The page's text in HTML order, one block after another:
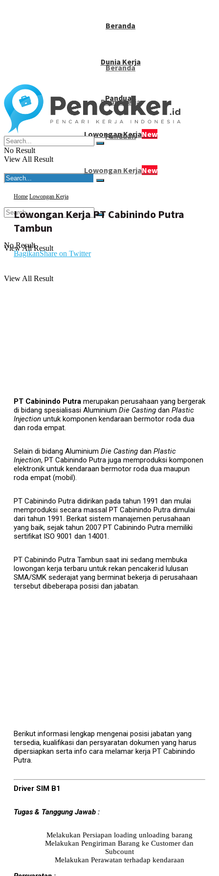
Beranda
Dunia Kerja
Panduan
Lowongan KerjaNew
No Result
View All Result
Beranda
Dunia Kerja
Panduan
Lowongan KerjaNew
No Result
View All Result
No Result
View All Result
Home Lowongan Kerja
Lowongan Kerja PT Cabinindo Putra
Tambun
BagikanShare on Twitter
PT Cabinindo Putra merupakan perusahaan yang bergerak
di bidang spesialisasi Aluminium Die Casting dan Plastic
Injection untuk komponen kendaraan bermotor roda dua
dan roda empat.
Selain di bidang Aluminium Die Casting dan Plastic
Injection, PT Cabinindo Putra juga memproduksi komponen
elektronik untuk kendaraan bermotor roda dua maupun
roda empat (mobil).
PT Cabinindo Putra didirikan pada tahun 1991 dan mulai
memproduksi secara massal PT Cabinindo Putra dimulai
dari tahun 1991. Berkat sistem manajemen perusahaan
yang baik, sejak tahun 2007 PT Cabinindo Putra memiliki
sertifikat ISO 9001 dan 14001.
PT Cabinindo Putra Tambun saat ini sedang membuka
lowongan kerja terbaru untuk rekan pencaker.id lulusan
SMA/SMK sederajat yang berminat bekerja di perusahaan
tersebut dibeberapa posisi dan jabatan.
Berikut informasi lengkap mengenai posisi jabatan yang
tersedia, kualifikasi dan persyaratan dokumen yang harus
dipersiapkan serta info cara melamar kerja PT Cabinindo
Putra.
Driver SIM B1
Tugas & Tanggung Jawab :
Melakukan Persiapan loading unloading barang
Melakukan Pengiriman Barang ke Customer dan
Subcount
Melakukan Perawatan terhadap kendaraan